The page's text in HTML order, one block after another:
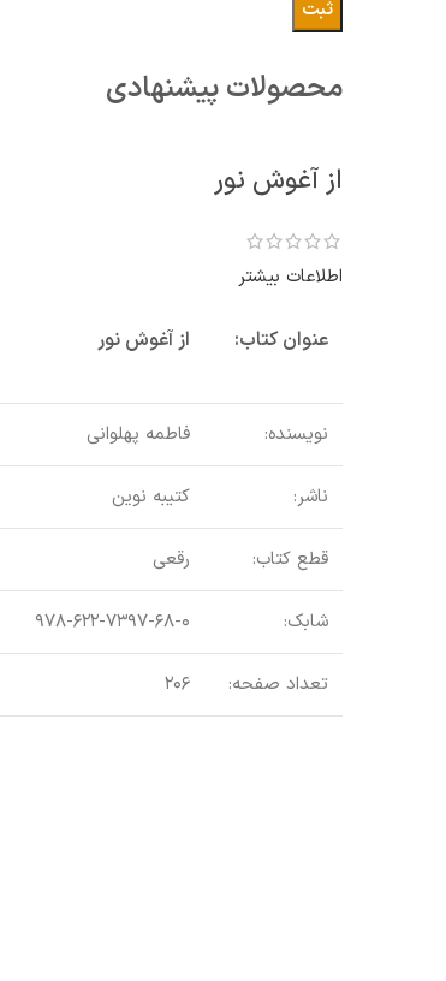
محصولات پیشنهادی
از آغوش نور
اطلاعات بیشتر
عنوان کتاب: از آغوش نور
نویسنده: فاطمه پهلوانی
ناشر: کتیبه نوین
قطع کتاب: رقعی
شابک: ۹۷۸-۶۲۲-۷۳۹۷-۶۸-۰
تعداد صفحه: ۲۰۶